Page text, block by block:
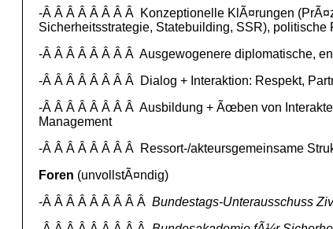
-Â Â Â Â Â Â Â Â Konzeptionelle KlÃ¤rungen
Sicherheitsstrategie, Statebuilding, SSR),
-Â Â Â Â Â Â Â Â Ausgewogenere diplomatische,
-Â Â Â Â Â Â Â Â Dialog + Interaktion: Respekt,
-Â Â Â Â Â Â Â Â Ausbildung + Ãœben von
Management
-Â Â Â Â Â Â Â Â Ressort-/akteursgemeinsame
Foren (unvollstÃ¤ndig)
-Â Â Â Â Â Â Â Â Â Bundestags-Unterausschuss